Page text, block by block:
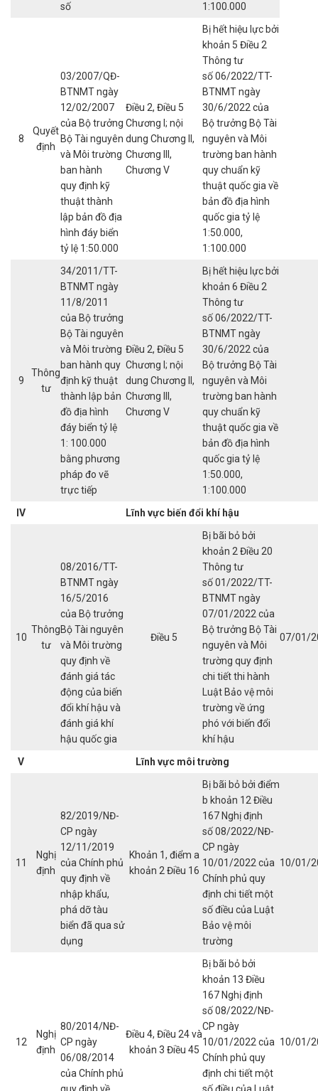
số
1:100.000
8
Quyết
định
03/2007/QĐ-
BTNMT ngày
12/02/2007
của Bộ trưởng
Bộ Tài nguyên
và Môi trường
ban hành
quy định kỹ
thuật thành
lập bản đồ địa
hình đáy biển
tỷ lệ 1:50.000
Điều 2, Điều 5
Chương I; nội
dung Chương II,
Chương III,
Chương V
Bị hết hiệu lực bởi
khoản 5 Điều 2
Thông tư
số 06/2022/TT-
BTNMT ngày
30/6/2022 của
Bộ trưởng Bộ Tài
nguyên và Môi
trường ban hành
quy chuẩn kỹ
thuật quốc gia về
bản đồ địa hình
quốc gia tỷ lệ
1:50.000,
1:100.000
9
Thông
tư
34/2011/TT-
BTNMT ngày
11/8/2011
của Bộ trưởng
Bộ Tài nguyên
và Môi trường
ban hành quy
định kỹ thuật
thành lập bản
đồ địa hình
đáy biển tỷ lệ
1: 100.000
bằng phương
pháp đo vẽ
trực tiếp
Điều 2, Điều 5
Chương I; nội
dung Chương II,
Chương III,
Chương V
Bị hết hiệu lực bởi
khoản 6 Điều 2
Thông tư
số 06/2022/TT-
BTNMT ngày
30/6/2022 của
Bộ trưởng Bộ Tài
nguyên và Môi
trường ban hành
quy chuẩn kỹ
thuật quốc gia về
bản đồ địa hình
quốc gia tỷ lệ
1:50.000,
1:100.000
IV
Lĩnh vực biến đổi khí hậu
10
Thông
tư
08/2016/TT-
BTNMT ngày
16/5/2016
của Bộ trưởng
Bộ Tài nguyên
và Môi trường
quy định về
đánh giá tác
động của biến
đổi khí hậu và
đánh giá khí
hậu quốc gia
Điều 5
Bị bãi bỏ bởi
khoản 2 Điều 20
Thông tư
số 01/2022/TT-
BTNMT ngày
07/01/2022 của
Bộ trưởng Bộ Tài
nguyên và Môi
trường quy định
chi tiết thi hành
Luật Bảo vệ môi
trường về ứng
phó với biến đổi
khí hậu
07/01/
V Lĩnh vực môi trường
11
Nghị
định
82/2019/NĐ-
CP ngày
12/11/2019
của Chính phủ
quy định về
nhập khẩu,
phá dỡ tàu
biển đã qua sử
dụng
Khoản 1, điểm a
khoản 2 Điều 16
Bị bãi bỏ bởi điểm
b khoản 12 Điều
167 Nghị định
số 08/2022/NĐ-
CP ngày
10/01/2022 của
Chính phủ quy
định chi tiết một
số điều của Luật
Bảo vệ môi
trường
10/01/
12
Nghị
định
80/2014/NĐ-
CP ngày
06/08/2014
của Chính phủ
Điều 4, Điều 24 và
khoản 3 Điều 45
Bị bãi bỏ bởi
khoản 13 Điều
167 Nghị định
số 08/2022/NĐ-
CP ngày
10/01/2022 của
Chính phủ quy
định chi tiết một
10/01/